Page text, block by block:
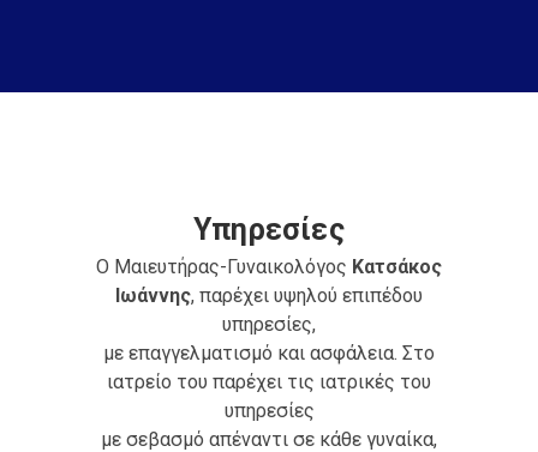
Υπηρεσίες
Ο Μαιευτήρας-Γυναικολόγος Κατσάκος
Ιωάννης, παρέχει υψηλού επιπέδου
υπηρεσίες,
με επαγγελματισμό και ασφάλεια. Στο
ιατρείο του παρέχει τις ιατρικές του
υπηρεσίες
με σεβασμό απέναντι σε κάθε γυναίκα,